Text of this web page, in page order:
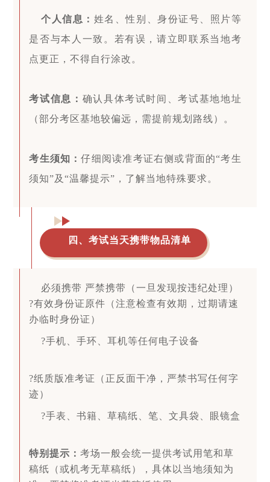
个人信息： 姓名、性别、身份证号、照片等
是否与本人一致。若有误，请立即联系当地考
点更正，不得自行涂改。
考试信息： 确认具体考试时间、考试基地地址
（部分考区基地较偏远，需提前规划路线）。
考生须知：仔细阅读准考证右侧或背面的“考生
须知”及“温馨提示”，了解当地特殊要求。
四、考试当天携带物品清单
必须携带 严禁携带（一旦发现按违纪处理）
?有效身份证原件（注意检查有效期，过期请速
办临时身份证）
?手机、手环、耳机等任何电子设备
?纸质版准考证（正反面干净，严禁书写任何字
迹）
?手表、书籍、草稿纸、笔、文具袋、眼镜盒
特别提示：考场一般会统一提供考试用笔和草
稿纸（或机考无草稿纸），具体以当地须知为